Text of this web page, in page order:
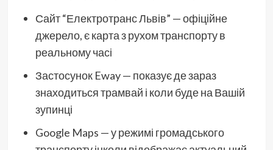
Сайт “Електротранс Львів” — офіційне
джерело, є карта з рухом транспорту в
реальному часі
Застосунок Eway — показує де зараз
знаходиться трамвай і коли буде на Вашій
зупинці
Google Maps — у режимі громадського